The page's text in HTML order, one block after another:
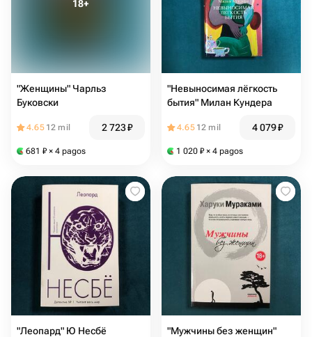
"Женщины" Чарльз
Буковски
4.65 12 mil 2 723₽
681 ₽ × 4 pagos
"Невыносимая лёгкость
бытия" Милан Кундера
4.65 12 mil 4 079₽
1 020 ₽ × 4 pagos
"Леопард" Ю Несбё
"Мужчины без женщин"